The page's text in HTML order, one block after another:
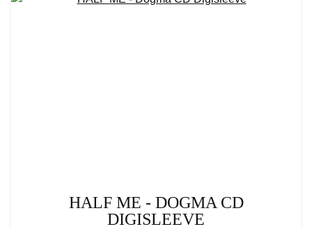
HALF ME - DOGMA CD
DIGISLEEVE